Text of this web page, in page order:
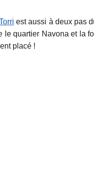
est aussi à deux pas
le quartier Navona et la
placé !